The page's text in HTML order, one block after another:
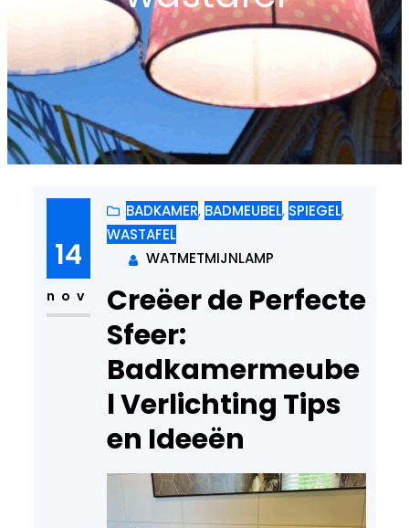
14
nov
BADKAMER, BADMEUBEL, SPIEGEL,
WASTAFEL
WATMETMIJNLAMP
Creëer de Perfecte
Sfeer:
Badkamermeube
l Verlichting Tips
en Ideeën